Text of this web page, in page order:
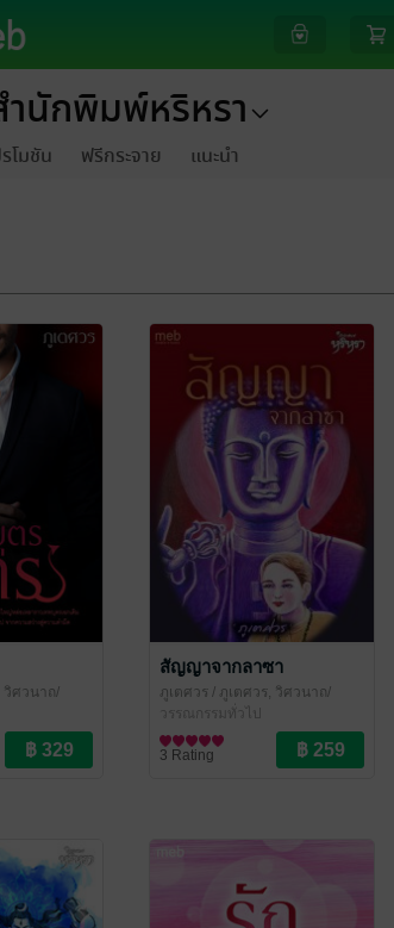
นักพิมพ์หริหรา
โมชัน ฟรีกระจาย แนะนำ
วิศวนาถ/
สัญญาจากลาซา
ภูเตศวร / ภูเตศวร, วิศวนาถ/
สำนักพิมพ์หริหรา
วรรณกรรมทั่วไป
3 Rating